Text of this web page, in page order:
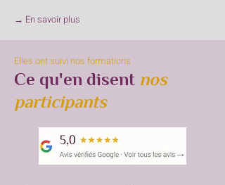
→ En savoir plus
Elles ont suivi nos formations
Ce qu'en disent nos
participants